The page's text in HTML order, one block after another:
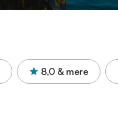
8,0 & mere